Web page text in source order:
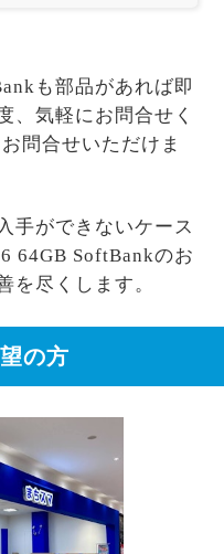
も部品があれば即
、気軽にお問合せく
問合せいただけま
手ができないケース
64GB SoftBankのお
を尽くします。
の方